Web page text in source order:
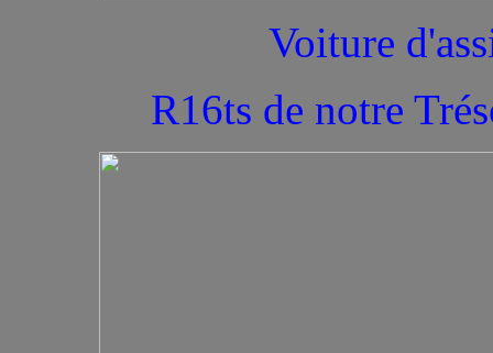
Voiture
R16ts de notre